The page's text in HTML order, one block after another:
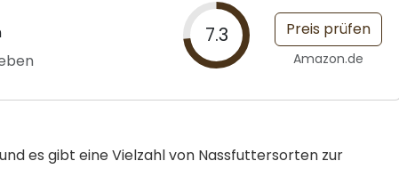
7.3 Preis prüfen
Amazon.de
es gibt eine Vielzahl von Nassfuttersorten zur